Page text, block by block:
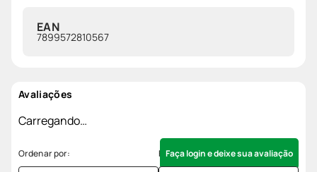
EAN
7899572810567
Avaliações
Carregando…
Faça login e deixe sua avaliação